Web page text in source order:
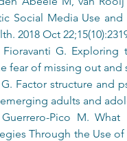
Social Media Use
2018 Oct
Fioravanti G.
G. Factor structure
adults and
Pico M.
Through the Use